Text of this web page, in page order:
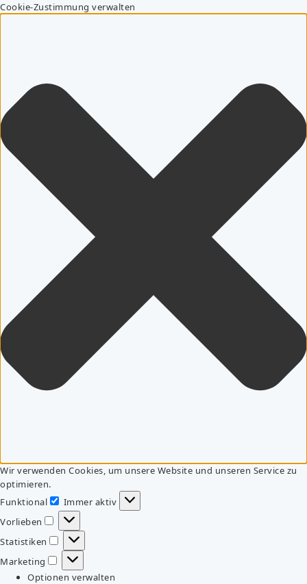
Cookie-Zustimmung verwalten
Wir verwenden Cookies, um unsere Website und unseren Service zu
optimieren.
Funktional
Funktional
Immer aktiv
Vorlieben
Vorlieben
Statistiken
Statistiken
Marketing
Marketing
Optionen verwalten